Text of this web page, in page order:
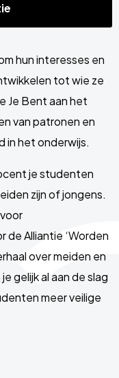
hun interesses en
tot wie ze
Je Bent aan het
van patronen en
in het onderwijs.
je studenten
zijn of jongens.
Alliantie ‘Worden
over meiden en
gelijk al aan de slag
meer veilige